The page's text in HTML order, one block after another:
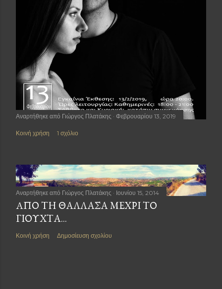
Αναρτήθηκε από Γιώργος Πλατάκης Φεβρουαρίου 13, 2019
Κοινή χρήση 1 σχόλιο
Αναρτήθηκε από Γιώργος Πλατάκης Ιουνίου 15, 2014
AΠΌ ΤΗ ΘΆΛΛΑΣΑ ΜΈΧΡΙ ΤΟ
ΓΙΟΎΧΤΑ...
Κοινή χρήση Δημοσίευση σχολίου